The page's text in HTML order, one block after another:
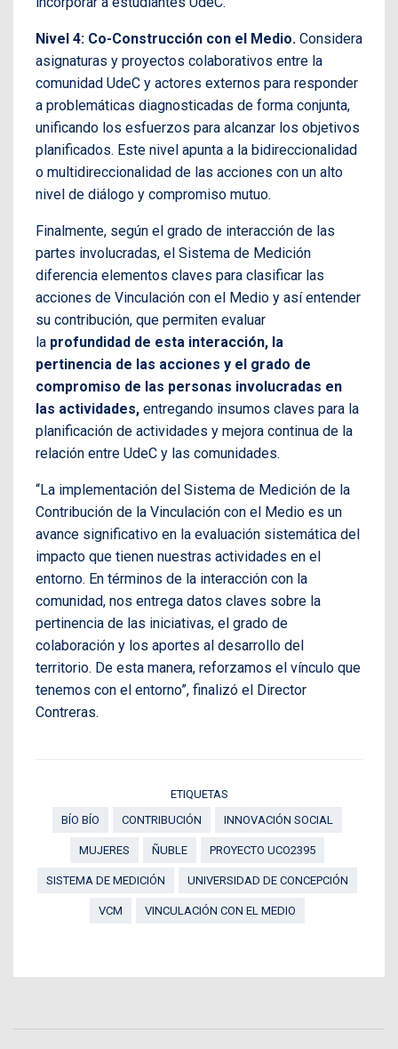
Nivel 4: Co-Construcción con el Medio. Considera
asignaturas y proyectos colaborativos entre la
comunidad UdeC y actores externos para responder
a problemáticas diagnosticadas de forma conjunta,
unificando los esfuerzos para alcanzar los objetivos
planificados. Este nivel apunta a la bidireccionalidad
o multidireccionalidad de las acciones con un alto
nivel de diálogo y compromiso mutuo.
Finalmente, según el grado de interacción de las
partes involucradas, el Sistema de Medición
diferencia elementos claves para clasificar las
acciones de Vinculación con el Medio y así entender
su contribución, que permiten evaluar
la profundidad de esta interacción, la
pertinencia de las acciones y el grado de
compromiso de las personas involucradas en
las actividades, entregando insumos claves para la
planificación de actividades y mejora continua de la
relación entre UdeC y las comunidades.
“La implementación del Sistema de Medición de la
Contribución de la Vinculación con el Medio es un
avance significativo en la evaluación sistemática del
impacto que tienen nuestras actividades en el
entorno. En términos de la interacción con la
comunidad, nos entrega datos claves sobre la
pertinencia de las iniciativas, el grado de
colaboración y los aportes al desarrollo del
territorio. De esta manera, reforzamos el vínculo que
tenemos con el entorno”, finalizó el Director
Contreras.
ETIQUETAS
BÍO BÍO
CONTRIBUCIÓN INNOVACIÓN SOCIAL
MUJERES ÑUBLE PROYECTO UCO2395
SISTEMA DE MEDICIÓN UNIVERSIDAD DE CONCEPCIÓN
VCM VINCULACIÓN CON EL MEDIO